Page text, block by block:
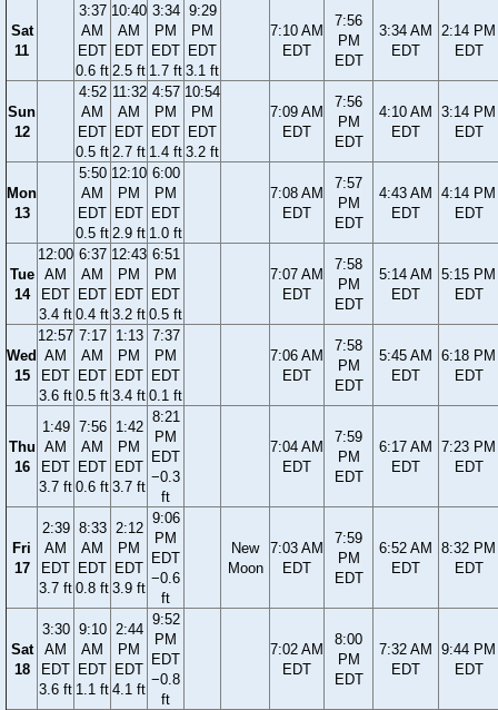
Sat
11
3:37
AM
EDT
0.6 ft
10:40
AM
EDT
2.5 ft
3:34
PM
EDT
1.7 ft
9:29
PM
EDT
3.1 ft
7:10 AM
EDT
7:56
PM
EDT
3:34 AM
EDT
2:14 PM
EDT
Sun
12
4:52
AM
EDT
0.5 ft
11:32
AM
EDT
2.7 ft
4:57
PM
EDT
1.4 ft
10:54
PM
EDT
3.2 ft
7:09 AM
EDT
7:56
PM
EDT
4:10 AM
EDT
3:14 PM
EDT
Mon
13
5:50
AM
EDT
0.5 ft
12:10
PM
EDT
2.9 ft
6:00
PM
EDT
1.0 ft
7:08 AM
EDT
7:57
PM
EDT
4:43 AM
EDT
4:14 PM
EDT
Tue
14
12:00
AM
EDT
3.4 ft
6:37
AM
EDT
0.4 ft
12:43
PM
EDT
3.2 ft
6:51
PM
EDT
0.5 ft
7:07 AM
EDT
7:58
PM
EDT
5:14 AM
EDT
5:15 PM
EDT
Wed
15
12:57
AM
EDT
3.6 ft
7:17
AM
EDT
0.5 ft
1:13
PM
EDT
3.4 ft
7:37
PM
EDT
0.1 ft
7:06 AM
EDT
7:58
PM
EDT
5:45 AM
EDT
6:18 PM
EDT
Thu
16
1:49
AM
EDT
3.7 ft
7:56
AM
EDT
0.6 ft
1:42
PM
EDT
3.7 ft
8:21
PM
EDT
−0.3
ft
7:04 AM
EDT
7:59
PM
EDT
6:17 AM
EDT
7:23 PM
EDT
Fri
17
2:39
AM
EDT
3.7 ft
8:33
AM
EDT
0.8 ft
2:12
PM
EDT
3.9 ft
9:06
PM
EDT
−0.6
ft
New
Moon
7:03 AM
EDT
7:59
PM
EDT
6:52 AM
EDT
8:32 PM
EDT
Sat
18
3:30
AM
EDT
3.6 ft
9:10
AM
EDT
1.1 ft
2:44
PM
EDT
4.1 ft
9:52
PM
EDT
−0.8
ft
7:02 AM
EDT
8:00
PM
EDT
7:32 AM
EDT
9:44 PM
EDT